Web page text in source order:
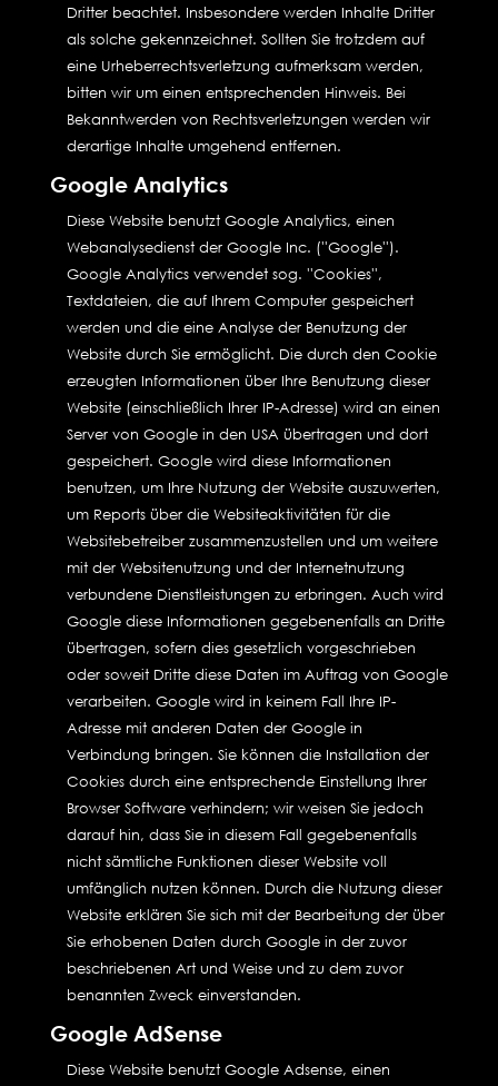
Dritter beachtet. Insbesondere werden Inhalte Dritter
als solche gekennzeichnet. Sollten Sie trotzdem auf
eine Urheberrechtsverletzung aufmerksam werden,
bitten wir um einen entsprechenden Hinweis. Bei
Bekanntwerden von Rechtsverletzungen werden wir
derartige Inhalte umgehend entfernen.
Google Analytics
Diese Website benutzt Google Analytics, einen
Webanalysedienst der Google Inc. (''Google'').
Google Analytics verwendet sog. ''Cookies'',
Textdateien, die auf Ihrem Computer gespeichert
werden und die eine Analyse der Benutzung der
Website durch Sie ermöglicht. Die durch den Cookie
erzeugten Informationen über Ihre Benutzung dieser
Website (einschließlich Ihrer IP-Adresse) wird an einen
Server von Google in den USA übertragen und dort
gespeichert. Google wird diese Informationen
benutzen, um Ihre Nutzung der Website auszuwerten,
um Reports über die Websiteaktivitäten für die
Websitebetreiber zusammenzustellen und um weitere
mit der Websitenutzung und der Internetnutzung
verbundene Dienstleistungen zu erbringen. Auch wird
Google diese Informationen gegebenenfalls an Dritte
übertragen, sofern dies gesetzlich vorgeschrieben
oder soweit Dritte diese Daten im Auftrag von Google
verarbeiten. Google wird in keinem Fall Ihre IP-
Adresse mit anderen Daten der Google in
Verbindung bringen. Sie können die Installation der
Cookies durch eine entsprechende Einstellung Ihrer
Browser Software verhindern; wir weisen Sie jedoch
darauf hin, dass Sie in diesem Fall gegebenenfalls
nicht sämtliche Funktionen dieser Website voll
umfänglich nutzen können. Durch die Nutzung dieser
Website erklären Sie sich mit der Bearbeitung der über
Sie erhobenen Daten durch Google in der zuvor
beschriebenen Art und Weise und zu dem zuvor
benannten Zweck einverstanden.
Google AdSense
Diese Website benutzt Google Adsense, einen